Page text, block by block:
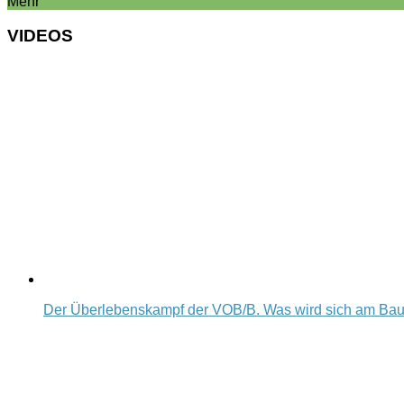
VIDEOS
Der Überlebenskampf der VOB/B. Was wird sich am